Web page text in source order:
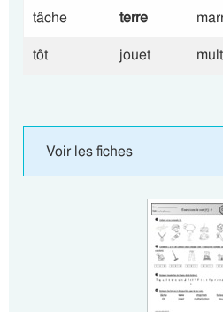
tâche terre
tôt
jouet
Voir les fiches